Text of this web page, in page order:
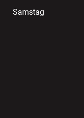
Samstag